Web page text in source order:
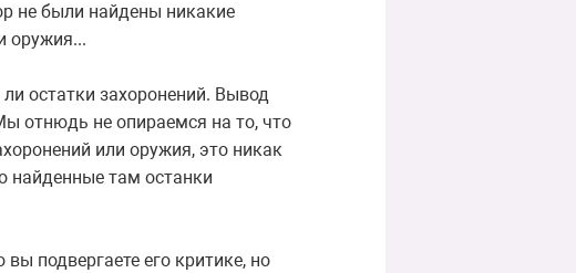
не были найдены никакие
оружия...
остатки захоронений. Вывод
отнюдь не опираемся на то, что
или оружия, это никак
найденные там останки
подвергаете его критике, но